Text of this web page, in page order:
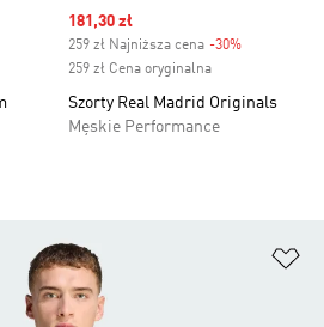
Sale price
181,30 zł
259 zł Najniższa cena -30%
259 zł Cena oryginalna
Szorty Real Madrid Originals
Męskie Performance